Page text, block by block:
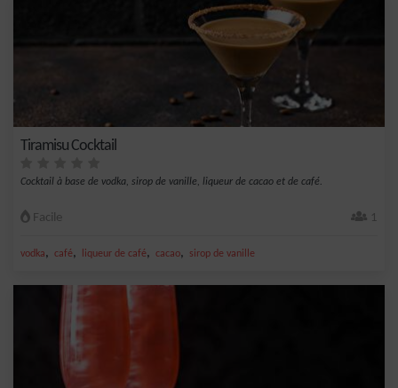
Tiramisu Cocktail
Cocktail à base de vodka, sirop de vanille, liqueur de cacao et de café.
Facile 1
vodka, café, liqueur de café, cacao, sirop de vanille